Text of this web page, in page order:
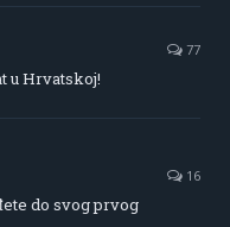
77
u Hrvatskoj!
16
do svog prvog